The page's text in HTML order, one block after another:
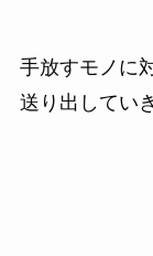
手放すモノに
送り出してい